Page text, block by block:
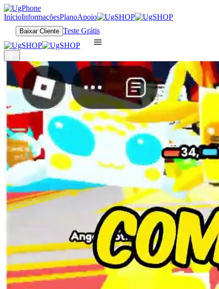
InícioInformaçõesPlanoApoio
Baixar Cliente Teste Grátis